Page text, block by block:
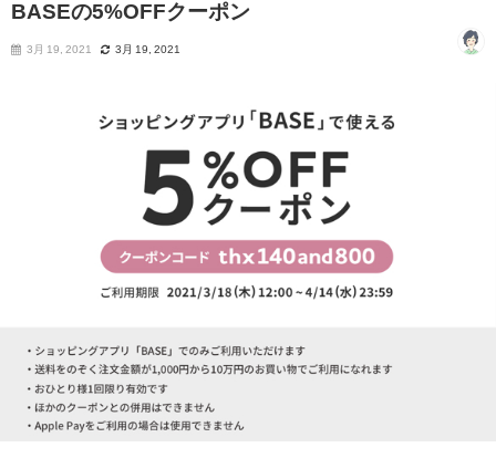
BASEの5%OFFクーポン
3月 19, 2021 3月 19, 2021